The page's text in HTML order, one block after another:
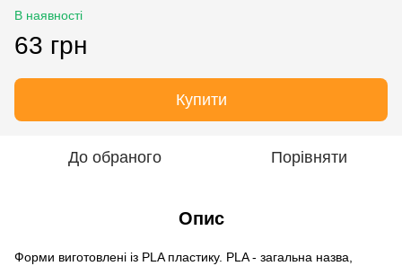
В наявності
63 грн
Купити
До обраного Порівняти
Опис
Форми виготовлені із PLA пластику. PLA - загальна назва,